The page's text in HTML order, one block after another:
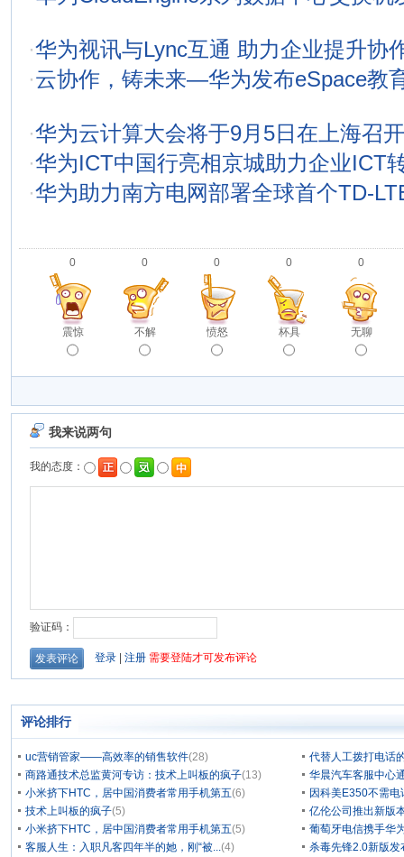
·华为视讯与Lync互通 助力企业提升协
·云协作，铸未来―华为发布eSpace教
·华为云计算大会将于9月5日在上海召开
·华为ICT中国行亮相京城助力企业ICT
·华为助力南方电网部署全球首个TD-
0
震惊
0
不解
0
愤怒
0
杯具
0
无聊
评论排行
uc营销管家——高效率的销售软件(28)
代替人工拨打电话
商路通技术总监黄河专访：技术上叫板的疯子(13)
华晨汽车客服中心
小米挤下HTC，居中国消费者常用手机第五(6)
因科美E350不需
技术上叫板的疯子(5)
亿伦公司推出新版
小米挤下HTC，居中国消费者常用手机第五(5)
葡萄牙电信携手华
客服人生：入职凡客四年半的她，刚“被...(4)
杀毒先锋2.0新版发